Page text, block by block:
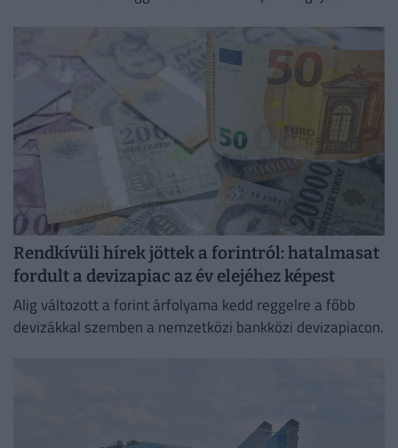
Rendkívüli hírek jöttek a forintról: hatalmasat
fordult a devizapiac az év elejéhez képest
Alig változott a forint árfolyama kedd reggelre a főbb
devizákkal szemben a nemzetközi bankközi devizapiacon.